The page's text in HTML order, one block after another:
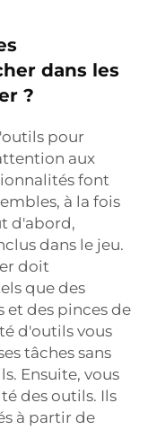
dans les
?
pour
aux
font
à la fois
d'abord,
dans le jeu.
doit
que des
et des pinces de
d'outils vous
tâches sans
Ensuite, vous
des outils. Ils
à partir de